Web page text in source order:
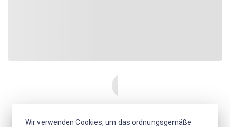
Wir verwenden Cookies, um das ordnungsgemäße